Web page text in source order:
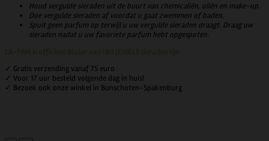
Houd vergulde sieraden uit de buurt van chemicaliën, oliën en make-up.
Doe vergulde sieraden af ​​voordat u gaat zwemmen of baden.
Spuit geen parfum op terwijl u uw vergulde sieraden draagt. Draag uw
sieraden nadat u uw favoriete parfum hebt opgespoten.
✓ Gratis verzending vanaf 75 euro
✓ Voor 17 uur besteld volgende dag in huis!
✓ Bezoek ook onze winkel in Bunschoten-Spakenburg